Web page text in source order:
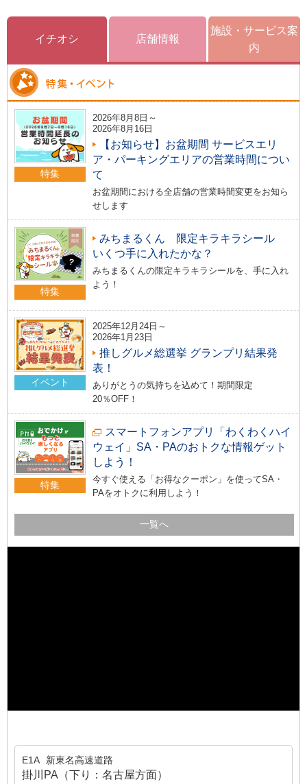
イチオシ 店舗情報
施設・サービス案
内
特集
2026年8月8日～
2026年8月16日
【お知らせ】お盆期間 サービスエリ
ア・パーキングエリアの営業時間につい
て
お盆期間における全店舗の営業時間変更をお知ら
せします
特集
みちまるくん 限定キラキラシール
いくつ手に入れたかな？
みちまるくんの限定キラキラシールを、手に入れ
よう！
イベント
2025年12月24日～
2026年1月23日
推しグルメ総選挙 グランプリ結果発
表！
ありがとうの気持ちを込めて！期間限定
20％OFF！
特集
スマートフォンアプリ「わくわくハイ
ウェイ」SA・PAのおトクな情報ゲット
しよう！
今すぐ使える「お得なクーポン」を使ってSA・
PAをオトクに利用しよう！
一覧へ
E1A 新東名高速道路
掛川PA（下り：名古屋方面）